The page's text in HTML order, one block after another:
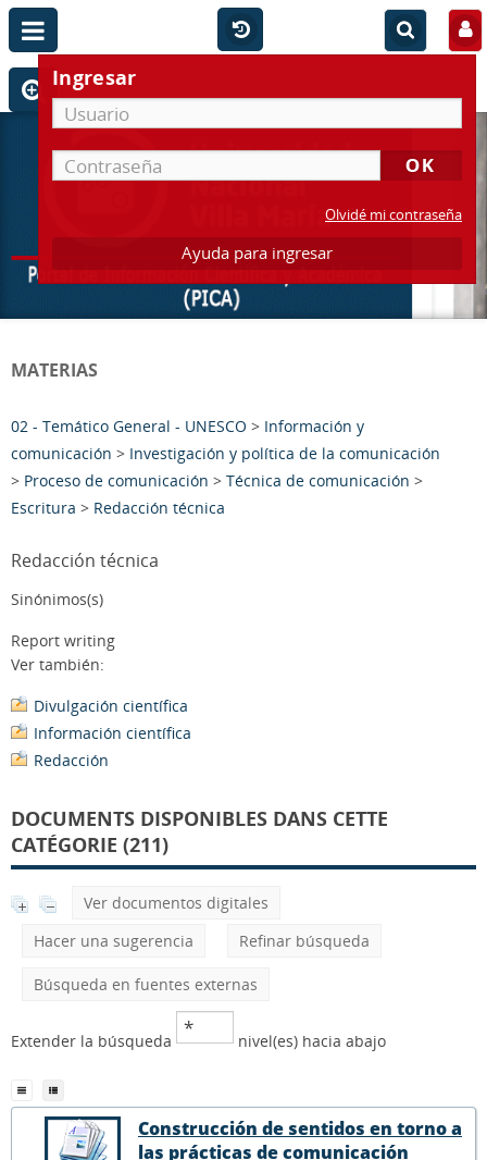
Ingresar
Olvidé mi contraseña
Ayuda para ingresar
MATERIAS
02 - Temático General - UNESCO > Información y
comunicación > Investigación y política de la comunicación
> Proceso de comunicación > Técnica de comunicación >
Escritura > Redacción técnica
Redacción técnica
Sinónimos(s)
Report writing
Ver también:
Divulgación científica
Información científica
Redacción
DOCUMENTS DISPONIBLES DANS CETTE
CATÉGORIE (211)
Ver documentos digitales
Hacer una sugerencia
Refinar búsqueda
Búsqueda en fuentes externas
Extender la búsqueda nivel(es) hacia abajo
Construcción de sentidos en torno a
las prácticas de comunicación